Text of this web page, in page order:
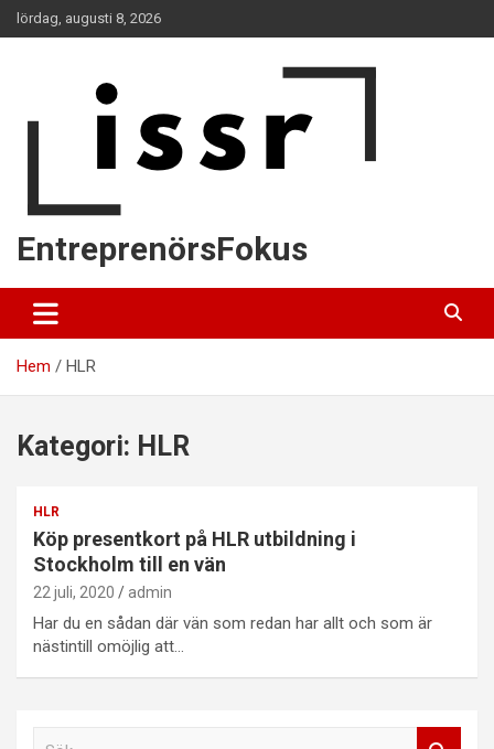
Hoppa
till
lördag, augusti 8, 2026
EntreprenörsFokus
Hem HLR
Kategori: HLR
HLR
Köp presentkort på HLR utbildning i
Stockholm till en vän
22 juli, 2020 admin
Har du en sådan där vän som redan har allt och som är
nästintill omöjlig att…